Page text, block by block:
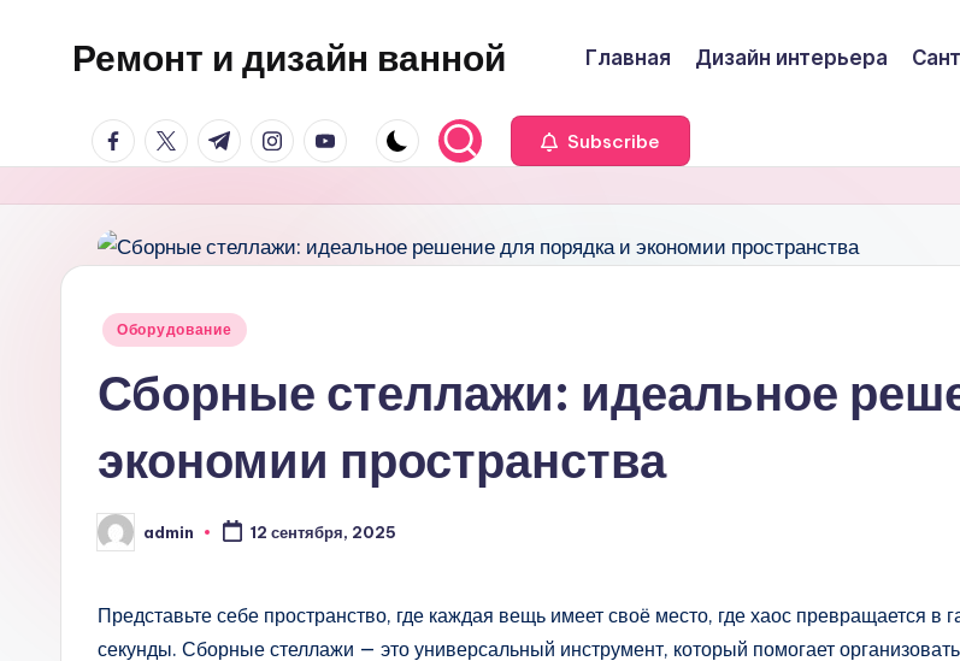
содержимому
Ремонт и дизайн ванной
практичные
интерьерные
решения
ванной
Главная Дизайн интерьера
facebook.com
twitter.com
t.me instagram.com
youtube.com Subscribe
Опубликовано
Оборудование
Сборные стеллажи: идеальное
экономии пространства
Запись
от
admin 12 сентября, 2025
Представьте себе пространство, где каждая вещь имеет своё место, где хаос превращается
секунды. Сборные стеллажи — это универсальный инструмент, который помогает